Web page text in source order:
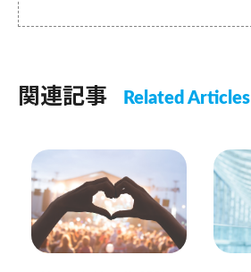
関連記事 Related Articles